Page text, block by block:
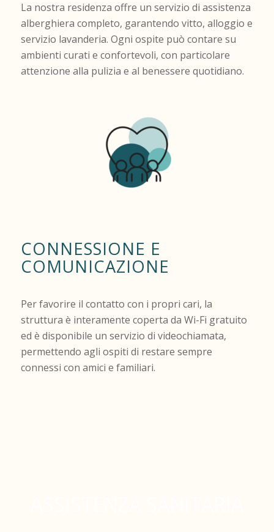
La nostra residenza offre un servizio di assistenza
alberghiera completo, garantendo vitto, alloggio e
servizio lavanderia. Ogni ospite può contare su
ambienti curati e confortevoli, con particolare
attenzione alla pulizia e al benessere quotidiano.
CONNESSIONE E
COMUNICAZIONE
Per favorire il contatto con i propri cari, la
struttura è interamente coperta da Wi-Fi gratuito
ed è disponibile un servizio di videochiamata,
permettendo agli ospiti di restare sempre
connessi con amici e familiari.